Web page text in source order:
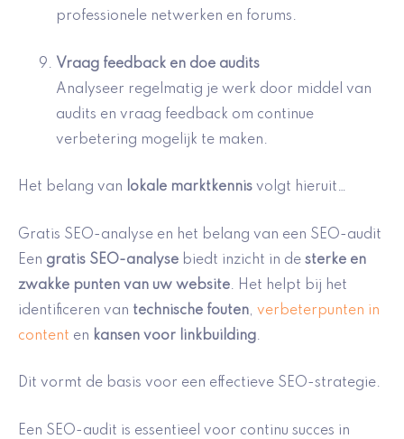
professionele netwerken en forums.
Vraag feedback en doe audits
Analyseer regelmatig je werk door middel van
audits en vraag feedback om continue
verbetering mogelijk te maken.
Het belang van lokale marktkennis volgt hieruit…
Gratis SEO-analyse en het belang van een SEO-audit
Een gratis SEO-analyse biedt inzicht in de sterke en
zwakke punten van uw website. Het helpt bij het
identificeren van technische fouten, verbeterpunten in
content en kansen voor linkbuilding.
Dit vormt de basis voor een effectieve SEO-strategie.
Een SEO-audit is essentieel voor continu succes in